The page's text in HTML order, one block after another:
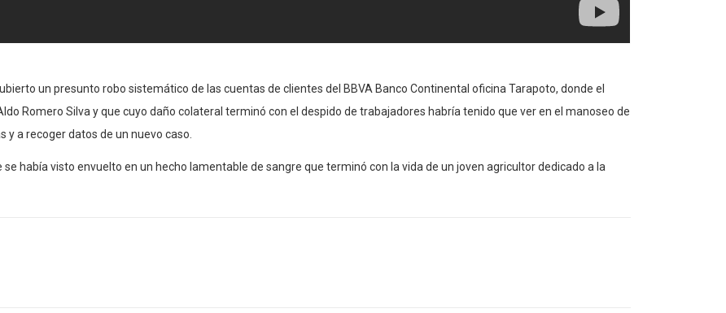
un presunto robo sistemático de las cuentas de clientes del BBVA Banco Continental oficina Tarapoto, donde el
Romero Silva y que cuyo daño colateral terminó con el despido de trabajadores habría tenido que ver en el manoseo de
a recoger datos de un nuevo caso.
había visto envuelto en un hecho lamentable de sangre que terminó con la vida de un joven agricultor dedicado a la